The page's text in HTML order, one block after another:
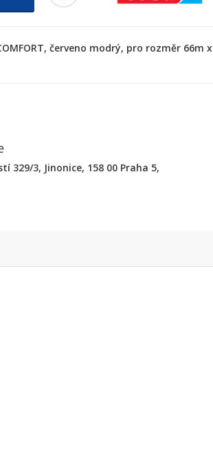
červeno modrý, pro rozměr 66m x
329/3, Jinonice, 158 00 Praha 5,